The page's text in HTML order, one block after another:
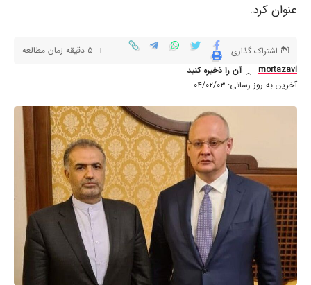
عنوان کرد.
آخرین به روز رسانی: ۰۴/۰۲/۰۳
mortazavi
اشتراک گذاری 5 دقیقه زمان مطالعه